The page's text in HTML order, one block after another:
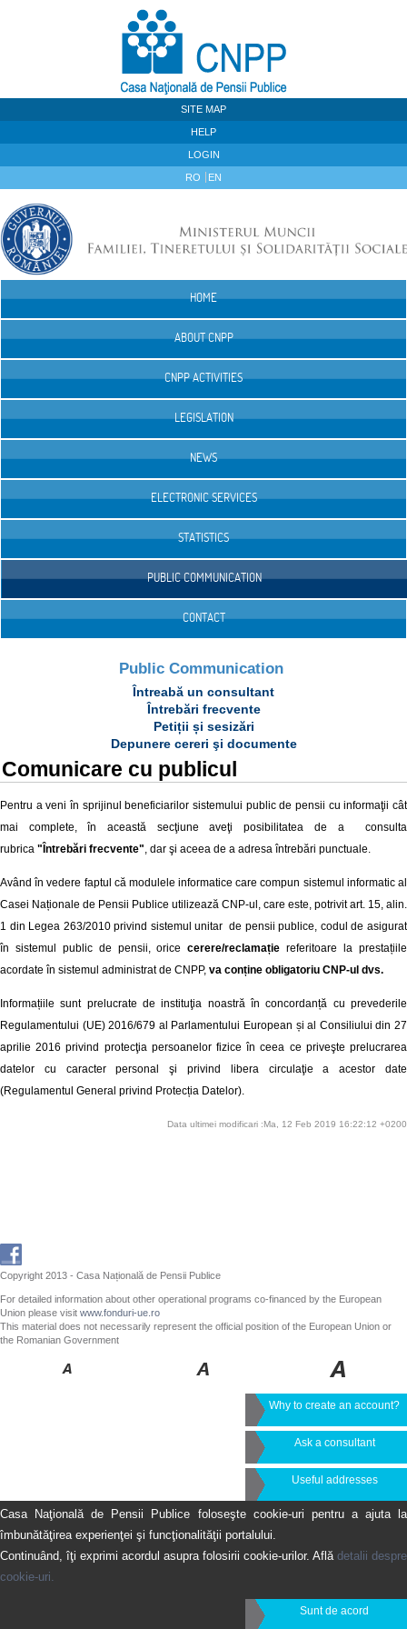
SITE MAP
HELP
LOGIN
RO EN
HOME
ABOUT CNPP
CNPP ACTIVITIES
LEGISLATION
NEWS
ELECTRONIC SERVICES
STATISTICS
PUBLIC COMMUNICATION
CONTACT
Public Communication
Întreabă un consultant
Întrebări frecvente
Petiții și sesizări
Depunere cereri şi documente
Comunicare cu publicul
Pentru a veni în sprijinul beneficiarilor sistemului public de pensii cu informaţii cât
mai complete, în această secţiune aveţi posibilitatea de a consulta
rubrica "Întrebări frecvente", dar şi aceea de a adresa întrebări punctuale.
Având în vedere faptul că modulele informatice care compun sistemul informatic al
Casei Naționale de Pensii Publice utilizează CNP-ul, care este, potrivit art. 15, alin.
1 din Legea 263/2010 privind sistemul unitar de pensii publice, codul de asigurat
în sistemul public de pensii, oricecerere/reclamație referitoare la prestațiile
acordate în sistemul administrat de CNPP, va conține obligatoriu CNP-ul dvs.
Informațiile sunt prelucrate de instituţia noastră în concordanță cu prevederile
Regulamentului (UE) 2016/679 al Parlamentului European și al Consiliului din 27
aprilie 2016 privind protecţia persoanelor fizice în ceea ce priveşte prelucrarea
datelor cu caracter personal şi privind libera circulaţie a acestor date
(Regulamentul General privind Protecția Datelor).
Data ultimei modificari :Ma, 12 Feb 2019 16:22:12 +0200
Copyright 2013 - Casa Națională de Pensii Publice
For detailed information about other operational programs co-financed by the European
Union please visit www.fonduri-ue.ro
This material does not necessarily represent the official position of the European Union or
the Romanian Government
Why to create an account?
Ask a consultant
Useful addresses
Casa Naţională de Pensii Publice foloseşte cookie-uri pentru a ajuta la
îmbunătăţirea experienţei şi funcţionalităţii portalului.
Continuând, îţi exprimi acordul asupra folosirii cookie-urilor. Află detalii despre
cookie-uri.
Sunt de acord